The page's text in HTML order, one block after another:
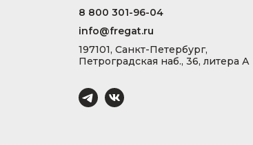
8 800 301-96-04
info@fregat.ru
197101, Санкт-Петербург,
Петроградская наб., 36, литера А